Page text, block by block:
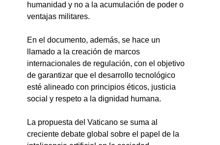
humanidad y no a la acumulación de poder o
ventajas militares.
En el documento, además, se hace un
llamado a la creación de marcos
internacionales de regulación, con el objetivo
de garantizar que el desarrollo tecnológico
esté alineado con principios éticos, justicia
social y respeto a la dignidad humana.
La propuesta del Vaticano se suma al
creciente debate global sobre el papel de la